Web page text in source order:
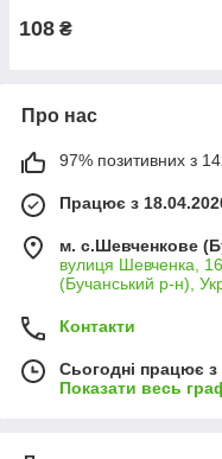
108 ₴
Про нас
97% позитивних з
Працює з
м. с.Шевченкове
вулиця Шевченка,
(Бучанський р-н),
Контакти
Сьогодні працює
Показати весь